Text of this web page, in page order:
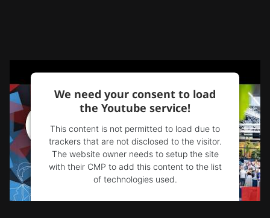
We need your consent to load
the Youtube service!
This content is not permitted to load due to
trackers that are not disclosed to the visitor.
The website owner needs to setup the site
with their CMP to add this content to the list
of technologies used.
Powered byUsercentrics Consent